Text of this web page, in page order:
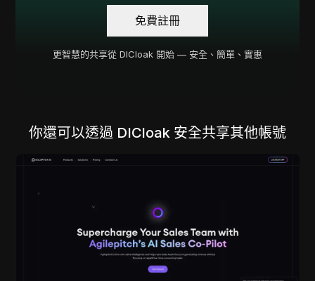
免費註冊
更智慧的共享從 DICloak 開始 — 安全、簡單、實惠
你還可以透過 DICloak 安全共享其他帳號